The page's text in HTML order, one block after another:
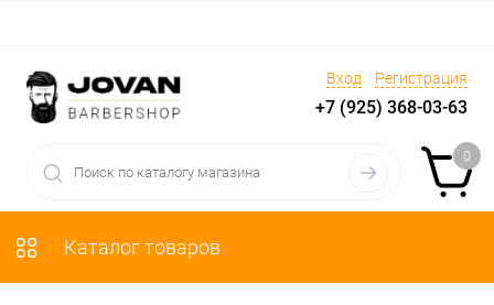
Вход Регистрация
+7 (925) 368-03-63
0
Каталог товаров